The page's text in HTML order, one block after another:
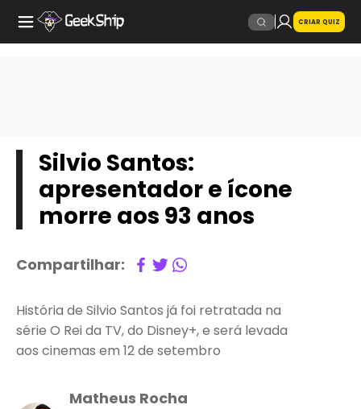
CRIAR QUIZ
Silvio Santos:
apresentador e ícone
morre aos 93 anos
Compartilhar:
História de Silvio Santos já foi retratada na
série O Rei da TV, do Disney+, e será levada
aos cinemas em 12 de setembro
Matheus Rocha